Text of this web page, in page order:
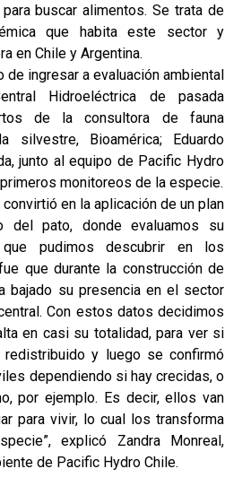
buscar alimentos. Se trata de
que habita este sector y
en Chile y Argentina.
de ingresar a evaluación ambiental
Hidroeléctrica de pasada
de la consultora de fauna
silvestre, Bioamérica; Eduardo
junto al equipo de Pacific Hydro
monitoreos de la especie.
en la aplicación de un plan
del pato, donde evaluamos su
que pudimos descubrir en los
que durante la construcción de
bajado su presencia en el sector
Con estos datos decidimos
en casi su totalidad, para ver si
y luego se confirmó
dependiendo si hay crecidas, o
por ejemplo. Es decir, ellos van
para vivir, lo cual los transforma
explicó Zandra Monreal,
de Pacific Hydro Chile.